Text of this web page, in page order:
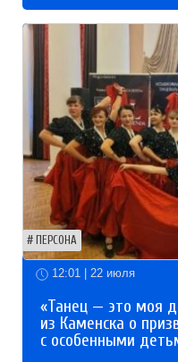
ПЕРСОНА
12:01 | 22 июля
«Танец — это моя
из Каменска о
с особенными